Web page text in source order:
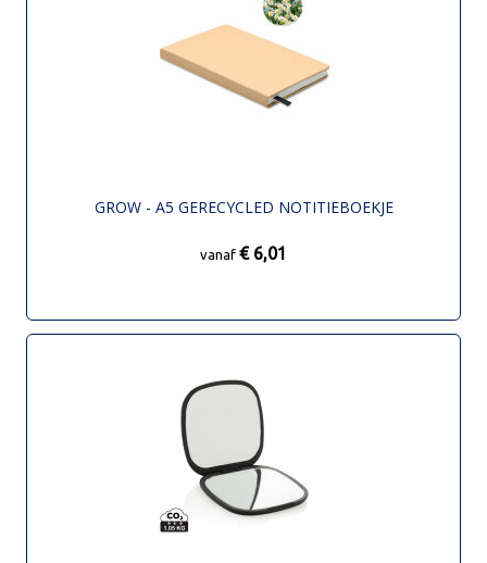
GROW - A5 GERECYCLED NOTITIEBOEKJE
vanaf € 6,01